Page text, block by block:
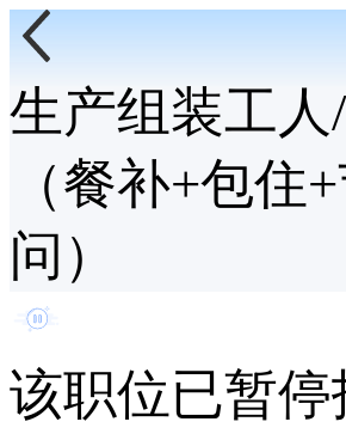
生产组装工人
（餐补+包住
问）
该职位已暂停